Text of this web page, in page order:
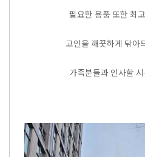
필요한 용품 또한 최
고인을 깨끗하게 닦아
가족분들과 인사할